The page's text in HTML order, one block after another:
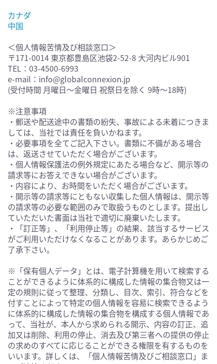
カナダ
中国
＜個人情報苦情及び相談窓口＞
〒171-0014 東京都豊島区池袋2-52-8 大河内ビル901
TEL：03-4500-6993
e-mail：info@globalconnexion.jp
(受付時間 月曜日～金曜日 祝祭日を除く 9時～18時)
※注意事項
・郵送や配送途中の書類の紛失、事故による未着につきま
しては、当社では責任を負いかねます。
・必要事項を全てご記入下さい。書類に不備がある場合
は、返送させていただく場合がございます。
・個人情報保護法の例外規定にあたる場合など、開示等の
請求等にお答えできない場合がございます。
・内容により、お時間をいただく場合がございます。
・開示等の請求等にともない収集した個人情報は、開示等
の請求等の必要な範囲のみで取扱うものとします。提出し
ていただいた書面は当社で適切に廃棄いたします。
・「訂正等」、「利用停止等」の結果、該当するサービス
がご利用いただけなくなることがあります。あらかじめご
了承下さい。
※「保有個人データ」とは、電子計算機を用いて検索する
ことができるように体系的に構成した情報の集合物又は一
定の規則に従って整理、分類し、目次、索引、符合などを
付すことによって特定の個人情報を容易に検索できるよう
に体系的に構成した情報の集合物を構成する個人情報であ
って、当社が、本人から求められる開示、内容の訂正、追
加又は削除、利用の停止、消去及び第三者への提供の停止
の求めのすべてに応じることができる権限を有するものを
いいます。詳しくは、「個人情報苦情及びご相談窓口」ま